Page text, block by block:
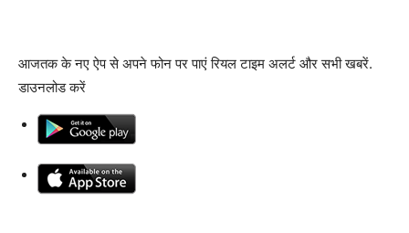
आजतक के नए ऐप से अपने फोन पर पाएं रियल टाइम अलर्ट और सभी खबरें.
डाउनलोड करें